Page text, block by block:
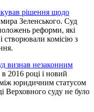
рішення щодо
Зеленського. Суд
реформи, які
створювали комісію з
визнав незаконним
2016 році і новий
юридичним статусом
Верховного суду не було